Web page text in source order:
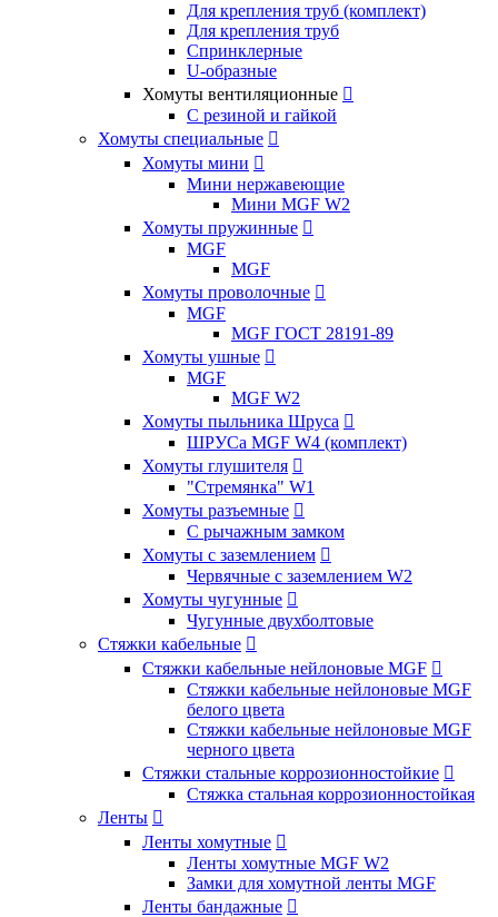
Для крепления труб (комплект)
Для крепления труб
Спринклерные
U-образные
Хомуты вентиляционные 
С резиной и гайкой
Хомуты специальные 
Хомуты мини 
Мини нержавеющие
Мини MGF W2
Хомуты пружинные 
MGF
MGF
Хомуты проволочные 
MGF
MGF ГОСТ 28191-89
Хомуты ушные 
MGF
MGF W2
Хомуты пыльника Шруса 
ШРУСа MGF W4 (комплект)
Хомуты глушителя 
"Стремянка" W1
Хомуты разъемные 
С рычажным замком
Хомуты с заземлением 
Червячные с заземлением W2
Хомуты чугунные 
Чугунные двухболтовые
Стяжки кабельные 
Стяжки кабельные нейлоновые MGF 
Стяжки кабельные нейлоновые MGF
белого цвета
Стяжки кабельные нейлоновые MGF
черного цвета
Стяжки стальные коррозионностойкие 
Стяжка стальная коррозионностойкая
Ленты 
Ленты хомутные 
Ленты хомутные MGF W2
Замки для хомутной ленты MGF
Ленты бандажные 